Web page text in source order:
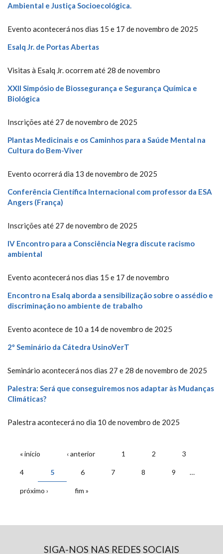
Ambiental e Justiça Socioecológica.
Evento acontecerá nos dias 15 e 17 de novembro de 2025
Esalq Jr. de Portas Abertas
Visitas à Esalq Jr. ocorrem até 28 de novembro
XXII Simpósio de Biossegurança e Segurança Química e
Biológica
Inscrições até 27 de novembro de 2025
Plantas Medicinais e os Caminhos para a Saúde Mental na
Cultura do Bem-Viver
Evento ocorrerá dia 13 de novembro de 2025
Conferência Científica Internacional com professor da ESA
Angers (França)
Inscrições até 27 de novembro de 2025
IV Encontro para a Consciência Negra discute racismo
ambiental
Evento acontecerá nos dias 15 e 17 de novembro
Encontro na Esalq aborda a sensibilização sobre o assédio e
discriminação no ambiente de trabalho
Evento acontece de 10 a 14 de novembro de 2025
2º Seminário da Cátedra UsinoVerT
Seminário acontecerá nos dias 27 e 28 de novembro de 2025
Palestra: Será que conseguiremos nos adaptar às Mudanças
Climáticas?
Palestra acontecerá no dia 10 de novembro de 2025
PÁGINAS
« início ‹ anterior 1 2 3
4 5 6 7 8 9 …
próximo › fim »
SIGA-NOS NAS REDES SOCIAIS